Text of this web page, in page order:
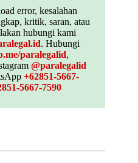
error, kesalahan
kritik, saran, atau
hubungi kami
. Hubungi
paralegalid,
@paralegalid
+62851-5667-
5667-7590